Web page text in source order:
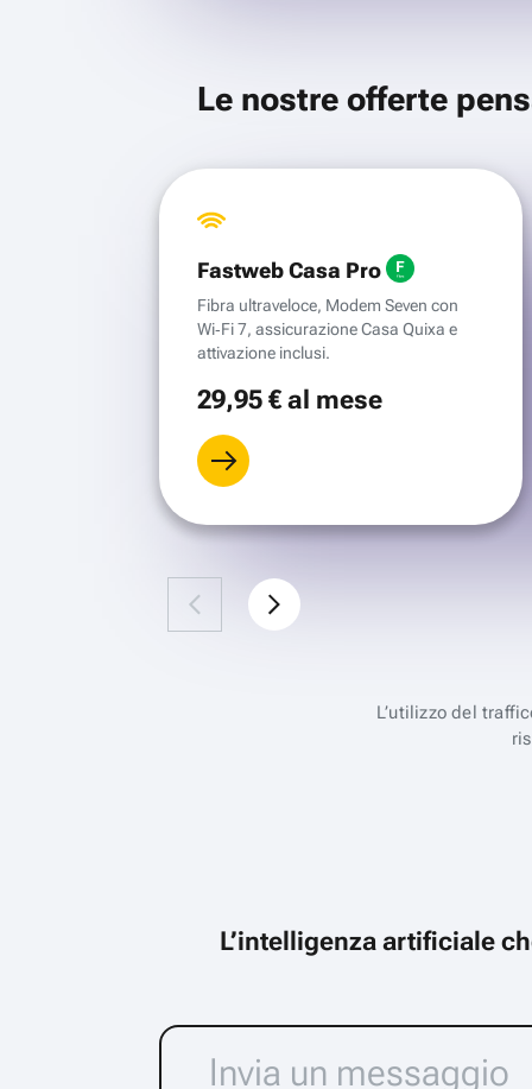
Le nostre offerte
Fastweb Casa Pro
Fibra ultraveloce, Modem Seven con
Wi‑Fi 7, assicurazione Casa Quixa e
attivazione inclusi.
29,95 €al mese
L’utilizzo del
L’intelligenza artificiale